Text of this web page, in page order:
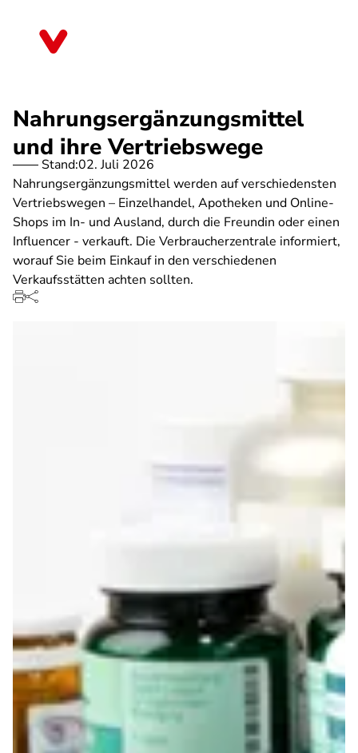
Nahrungsergänzungsmittel
und ihre Vertriebswege
Stand:02. Juli 2026
Nahrungsergänzungsmittel werden auf verschiedensten
Vertriebswegen – Einzelhandel, Apotheken und Online-
Shops im In- und Ausland, durch die Freundin oder einen
Influencer - verkauft. Die Verbraucherzentrale informiert,
worauf Sie beim Einkauf in den verschiedenen
Verkaufsstätten achten sollten.